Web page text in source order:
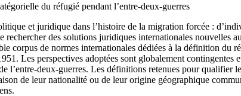
du réfugié pendant l’entre-deux-guerres
et juridique dans l’histoire de la migration forcée :
rechercher des solutions juridiques internationales
corpus de normes internationales dédiées à la définition du
Les perspectives adoptées sont globalement
l’entre-deux-guerres. Les définitions retenues pour
de leur nationalité ou de leur origine géographique